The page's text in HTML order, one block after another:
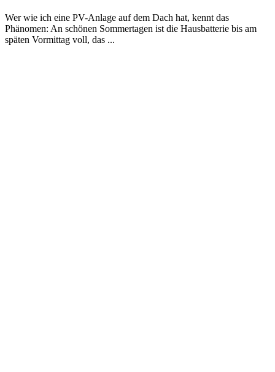
Wer wie ich eine PV-Anlage auf dem Dach hat, kennt das
Phänomen: An schönen Sommertagen ist die Hausbatterie bis am
späten Vormittag voll, das ...